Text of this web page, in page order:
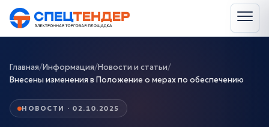
Главная/Информация/Новости и статьи/
Внесены изменения в Положение о мерах по обеспечению
НОВОСТИ · 02.10.2025